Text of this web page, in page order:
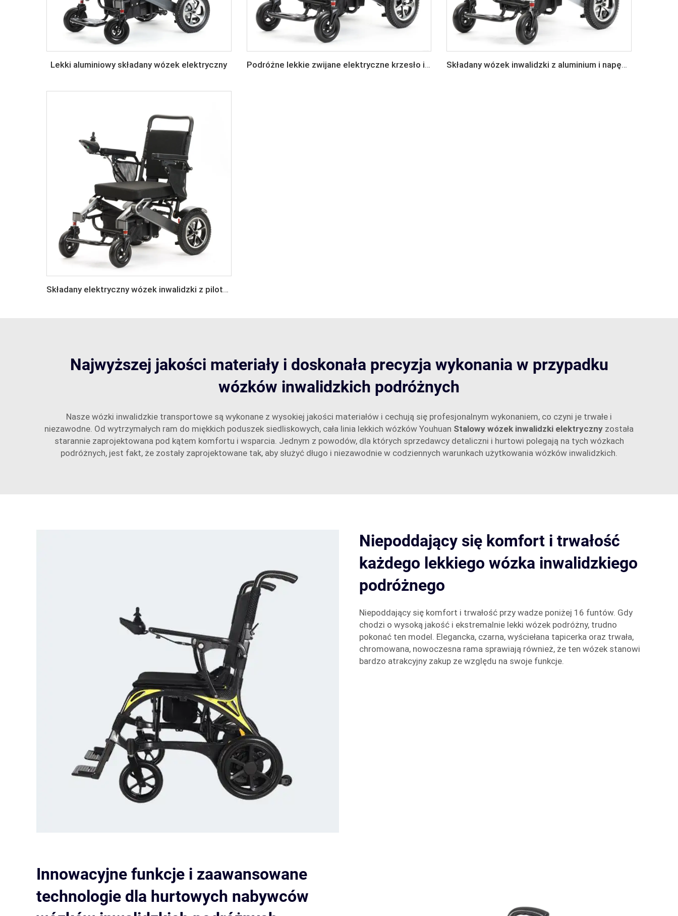
Lekki aluminiowy składany wózek elektryczny Podróżne lekkie zwijane elektryczne krzesło inwalidzkie dla dorosłych Składany wózek inwalidzki z aluminium i napędem elektrycznym
Składany elektryczny wózek inwalidzki z pilotem zdalnego sterowania
Najwyższej jakości materiały i doskonała precyzja wykonania w przypadku
wózków inwalidzkich podróżnych
Nasze wózki inwalidzkie transportowe są wykonane z wysokiej jakości materiałów i cechują się profesjonalnym wykonaniem, co czyni je trwałe i
niezawodne. Od wytrzymałych ram do miękkich poduszek siedliskowych, cała linia lekkich wózków Youhuan Stalowy wózek inwalidzki elektryczny została
starannie zaprojektowana pod kątem komfortu i wsparcia. Jednym z powodów, dla których sprzedawcy detaliczni i hurtowi polegają na tych wózkach
podróżnych, jest fakt, że zostały zaprojektowane tak, aby służyć długo i niezawodnie w codziennych warunkach użytkowania wózków inwalidzkich.
Niepoddający się komfort i trwałość
każdego lekkiego wózka inwalidzkiego
podróżnego
Niepoddający się komfort i trwałość przy wadze poniżej 16 funtów. Gdy
chodzi o wysoką jakość i ekstremalnie lekki wózek podróżny, trudno
pokonać ten model. Elegancka, czarna, wyściełana tapicerka oraz trwała,
chromowana, nowoczesna rama sprawiają również, że ten wózek stanowi
bardzo atrakcyjny zakup ze względu na swoje funkcje.
Innowacyjne funkcje i zaawansowane
technologie dla hurtowych nabywców